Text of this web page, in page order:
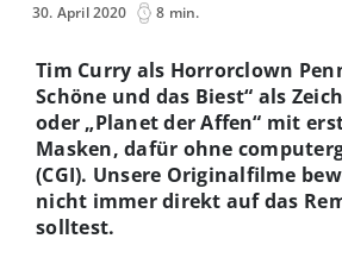
30. April 2020 8 min.
Tim Curry als Horrorclown
Schöne und das Biest“ als
oder „Planet der Affen“ mit
Masken, dafür ohne
(CGI). Unsere Originalfilme
nicht immer direkt auf das
solltest.